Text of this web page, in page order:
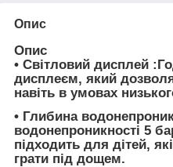
Опис
Опис
• Світловий дисплей
дисплеєм, який
навіть в умовах
• Глибина
водонепроникності 5
підходить для дітей,
грати під дощем.